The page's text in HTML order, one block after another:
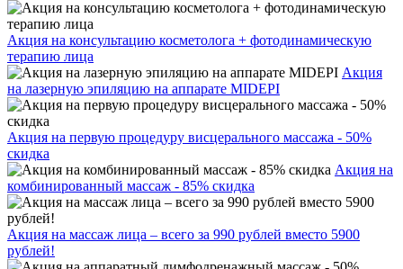
Акция на консультацию косметолога + фотодинамическую
терапию лица
Акция
на лазерную эпиляцию на аппарате MIDEPI
Акция на первую процедуру висцерального массажа - 50%
скидка
Акция на
комбинированный массаж - 85% скидка
Акция на массаж лица – всего за 990 рублей вместо 5900
рублей!